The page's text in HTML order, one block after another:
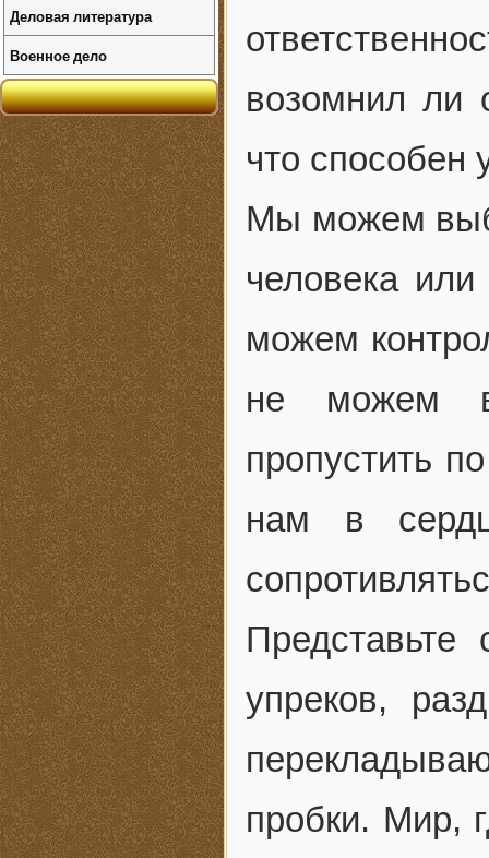
возомнил ли
что способен
Мы можем
человека
можем
не можем
пропустить
нам в
упреков,
пробки. Мир,
Деловая литература
Военное дело